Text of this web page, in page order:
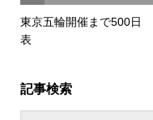
東京五輪開催まで500日
表
記事検索